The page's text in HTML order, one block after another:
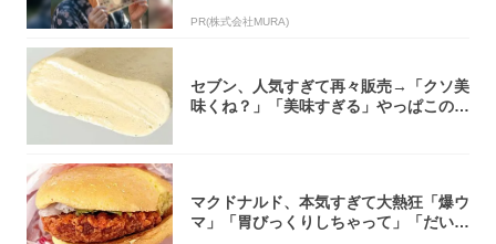
PR(株式会社MURA)
セブン、人気すぎて再々販売→「クソ美
味くね？」「美味すぎる」やっぱこのク
マクドナルド、本気すぎて大熱狂「爆ウ
マ」「胃びっくりしちゃって」「だいぶ